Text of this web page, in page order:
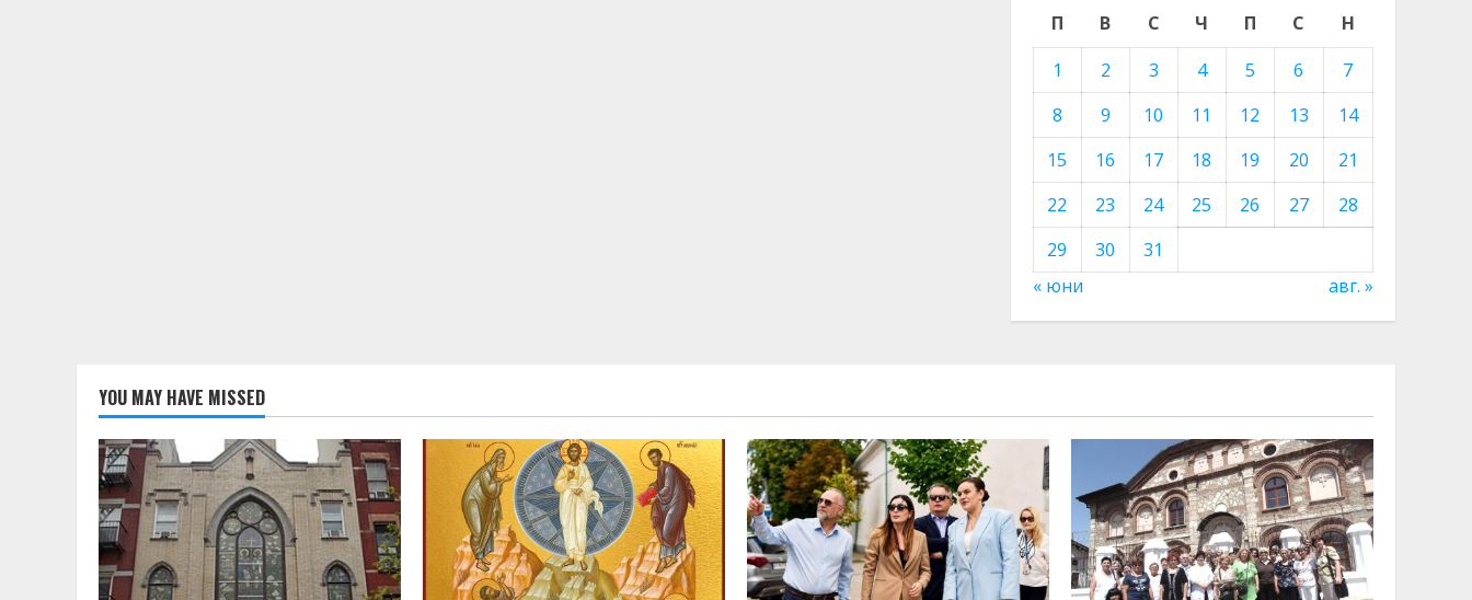
П В С Ч П С
Н
1
2 3 4 5 6
7
8
9 10 11 12 13
14
15
16 17 18 19 20
21
22
23 24 25 26 27
28
29
30
31
« юни
авг. »
YOU MAY HAVE MISSED